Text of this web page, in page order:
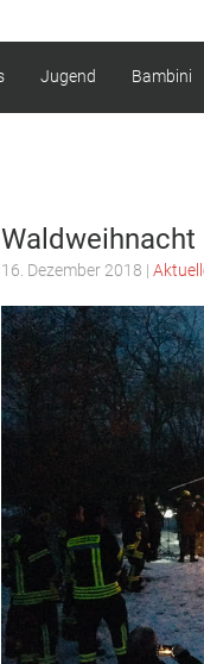
Jugend Bambini
Waldweihnacht
16. Dezember 2018 |